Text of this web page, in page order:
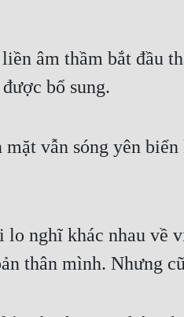
âm thầm bắt đầu
bổ sung.
mặt vẫn sóng yên
nghĩ khác nhau về
thân mình. Nhưng